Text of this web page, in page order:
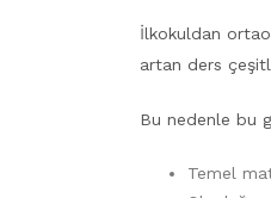
İlkokuldan
artan ders
Bu nedenle bu
Temel